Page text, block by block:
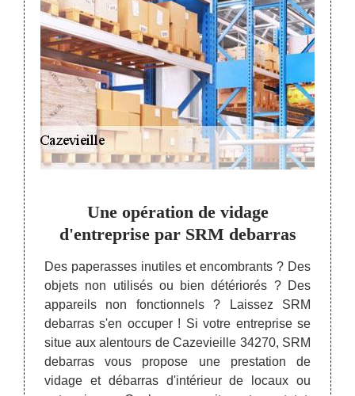
des
vers
Une opération de vidage
d'entreprise par SRM debarras
Des paperasses inutiles et encombrants ? Des
objets non utilisés ou bien détériorés ? Des
appareils non fonctionnels ? Laissez SRM
debarras s'en occuper ! Si votre entreprise se
situe aux alentours de Cazevieille 34270, SRM
debarras vous propose une prestation de
vidage et débarras d'intérieur de locaux ou
Des
en